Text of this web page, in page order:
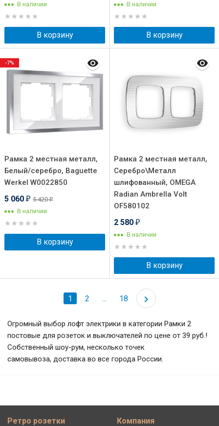
В наличии
В корзину
В наличии
В корзину
Рамка 2 местная металл,
Белый/серебро, Baguette
Werkel W0022850
5 060 ₽ 5 420₽
В наличии
В корзину
-7%
Рамка 2 местная металл,
Серебро\Металл
шлифованный, OMEGA
Radian Ambrella Volt
OF580102
2 580 ₽
В наличии
В корзину
1 2 ... 18
Огромный выбор лофт электрики в категории Рамки 2
постовые для розеток и выключателей по цене от 39 руб.!
Собственный шоу-рум, несколько точек
самовывоза, доставка во все города России.
Ретро розетки Компания